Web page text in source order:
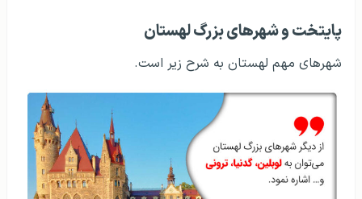
پایتخت و شهرهای بزرگ لهستان
شهرهای مهم لهستان به شرح زیر است.